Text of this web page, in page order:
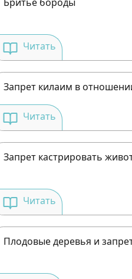
Бритье бороды
Читать
Запрет килаим в
Читать
Запрет кастрировать
Читать
Плодовые деревья и
сайте
Чтобы делать пометки на
Подписаться